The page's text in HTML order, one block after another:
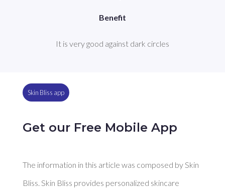
Benefit
It is very good against dark circles
Skin Bliss app
Get our Free Mobile App
The information in this article was composed by Skin
Bliss. Skin Bliss provides personalized skincare